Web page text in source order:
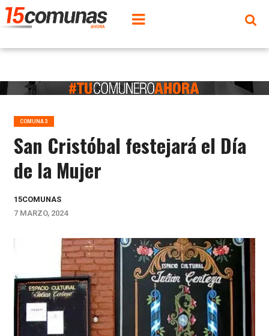
COMUNA 3
San Cristóbal festejará el Día
de la Mujer
15COMUNAS
7 MARZO, 2024